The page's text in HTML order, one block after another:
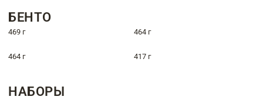
БЕНТО
469 г 464 г
464 г 417 г
НАБОРЫ